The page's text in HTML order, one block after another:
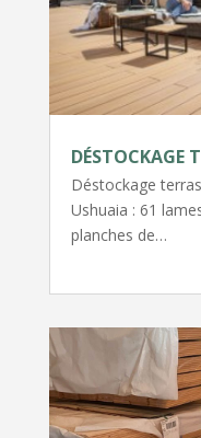
DÉSTOCKAGE
Déstockage
Ushuaia : 61
planches de…